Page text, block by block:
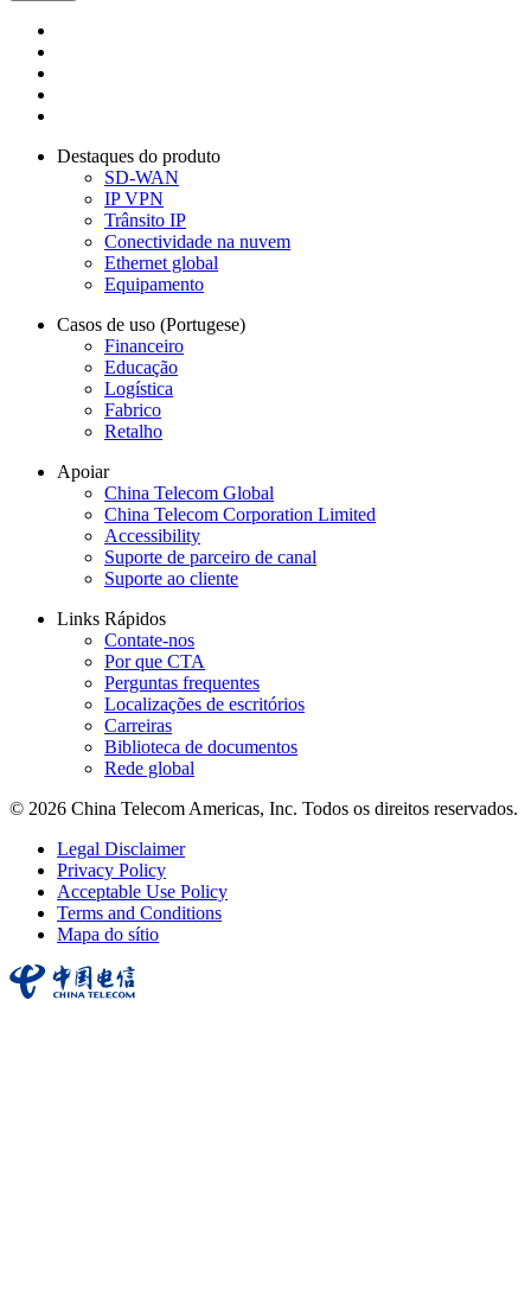
Destaques do produto
SD-WAN
IP VPN
Trânsito IP
Conectividade na nuvem
Ethernet global
Equipamento
Casos de uso (Portugese)
Financeiro
Educação
Logística
Fabrico
Retalho
Apoiar
China Telecom Global
China Telecom Corporation Limited
Accessibility
Suporte de parceiro de canal
Suporte ao cliente
Links Rápidos
Contate-nos
Por que CTA
Perguntas frequentes
Localizações de escritórios
Carreiras
Biblioteca de documentos
Rede global
© 2026 China Telecom Americas, Inc. Todos os direitos reservados.
Legal Disclaimer
Privacy Policy
Acceptable Use Policy
Terms and Conditions
Mapa do sítio